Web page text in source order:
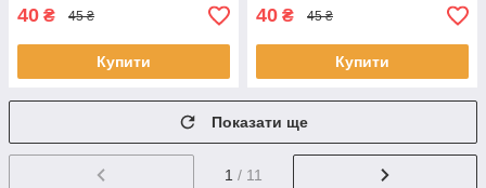
40 ₴ 45 ₴
Купити
40 ₴ 45 ₴
Купити
Показати ще
1 / 11